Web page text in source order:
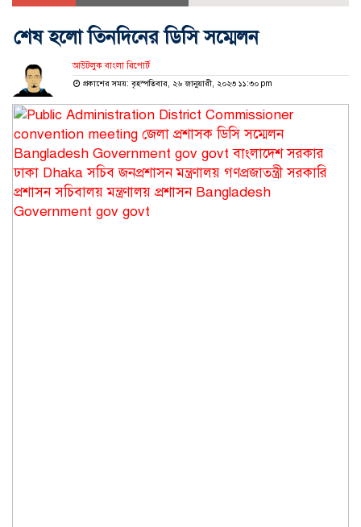
শেষ হলো তিনদিনের ডিসি সম্মেলন
আউটলুক বাংলা রিপোর্ট
প্রকাশের সময়: বৃহস্পতিবার, ২৬ জানুয়ারী, ২০২৩ ১১:৩০ pm